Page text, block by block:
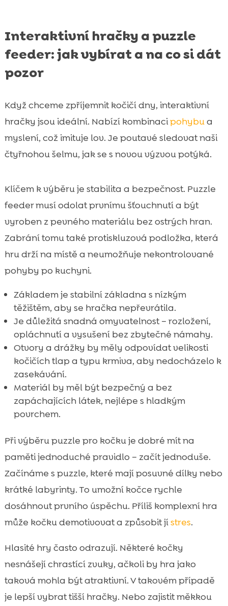
Interaktivní hračky a puzzle
feeder: jak vybírat a na co si dát
pozor
Když chceme zpříjemnit kočičí dny, interaktivní
hračky jsou ideální. Nabízí kombinacipohybua
myslení, což imituje lov. Je poutavé sledovat naši
čtyřnohou šelmu, jak se s novou výzvou potýká.
Klíčem k výběru je stabilita a bezpečnost. Puzzle
feeder musí odolat prvnímu šťouchnutí a být
vyroben z pevného materiálu bez ostrých hran.
Zabrání tomu také protiskluzová podložka, která
hru drží na místě a neumožňuje nekontrolované
pohyby po kuchyni.
Základem je stabilní základna s nízkým
těžištěm, aby se hračka nepřevrátila.
Je důležitá snadná omyvatelnost – rozložení,
opláchnutí a vysušení bez zbytečné námahy.
Otvory a drážky by měly odpovídat velikosti
kočičích tlap a typu krmiva, aby nedocházelo k
zasekávání.
Materiál by měl být bezpečný a bez
zapáchajících látek, nejlépe s hladkým
povrchem.
Při výběru puzzle pro kočku je dobré mít na
paměti jednoduché pravidlo – začít jednoduše.
Začínáme s puzzle, které mají posuvné dílky nebo
krátké labyrinty. To umožní kočce rychle
dosáhnout prvního úspěchu. Příliš komplexní hra
může kočku demotivovat a způsobit jístres.
Hlasité hry často odrazují. Některé kočky
nesnášejí chrastící zvuky, ačkoli by hra jako
taková mohla být atraktivní. V takovém případě
je lepší vybrat tišší hračky. Nebo zajistit měkkou